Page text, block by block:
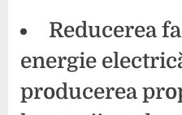
Reducerea
energie
producerea